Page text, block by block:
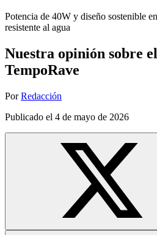
Potencia de 40W y diseño sostenible
resistente al agua
Nuestra opinión sobre
TempoRave
Por Redacción
Publicado el 4 de mayo de 2026